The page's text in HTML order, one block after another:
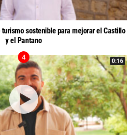
sostenible para mejorar el Castillo
y el Pantano
0:16